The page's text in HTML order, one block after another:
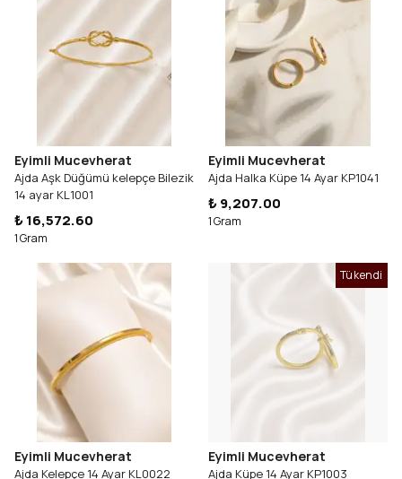
Eyimli Mucevherat
Ajda Aşk Düğümü kelepçe Bilezik
14 ayar KL1001
₺ 16,572.60
1 Gram
Eyimli Mucevherat
Ajda Halka Küpe 14 Ayar KP1041
₺ 9,207.00
1 Gram
Eyimli Mucevherat
Ajda Kelepçe 14 Ayar KL0022
Tükendi
Eyimli Mucevherat
Ajda Küpe 14 Ayar KP1003